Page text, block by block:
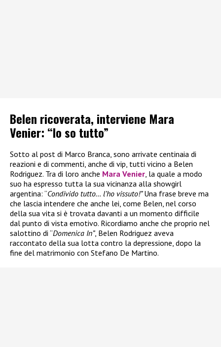
Belen ricoverata, interviene Mara
Venier: “Io so tutto”
Sotto al post di Marco Branca, sono arrivate centinaia di
reazioni e di commenti, anche di vip, tutti vicino a Belen
Rodriguez. Tra di loro anche Mara Venier , la quale a modo
suo ha espresso tutta la sua vicinanza alla showgirl
argentina: “Condivido tutto… l’ho vissuto!”Una frase breve ma
che lascia intendere che anche lei, come Belen, nel corso
della sua vita si è trovata davanti a un momento difficile
dal punto di vista emotivo. Ricordiamo anche che proprio nel
salottino di “Domenica In”, Belen Rodriguez aveva
raccontato della sua lotta contro la depressione, dopo la
fine del matrimonio con Stefano De Martino.